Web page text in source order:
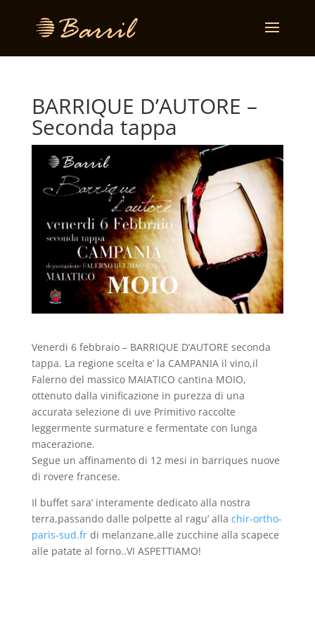
BARRIQUE D’AUTORE –
Seconda tappa
Venerdi 6 febbraio – BARRIQUE D’AUTORE seconda
tappa. La regione scelta e’ la CAMPANIA il vino,il
Falerno del massico MAIATICO cantina MOIO,
ottenuto dalla vinificazione in purezza di una
accurata selezione di uve Primitivo raccolte
leggermente surmature e fermentate con lunga
macerazione.
Segue un affinamento di 12 mesi in barriques nuove
di rovere francese.
Il buffet sara’ interamente dedicato alla nostra
terra,passando dalle polpette al ragu’ alla chir-ortho-
paris-sud.frdi melanzane,alle zucchine alla scapece
alle patate al forno..VI ASPETTIAMO!